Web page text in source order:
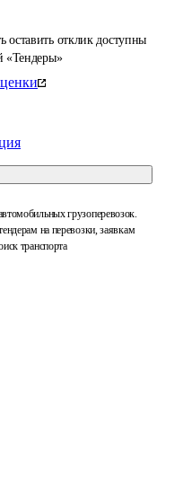
отклик доступны
«Тендеры»
грузоперевозок.
на перевозки, заявкам
транспорта